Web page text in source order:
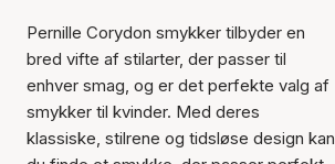
Pernille Corydon smykker tilbyder en
bred vifte af stilarter, der passer til
enhver smag, og er det perfekte valg af
smykker til kvinder. Med deres
klassiske, stilrene og tidsløse design kan